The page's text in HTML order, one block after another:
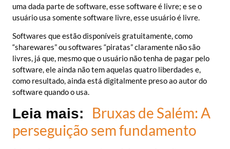
uma dada parte de software, esse software é livre; e se o
usuário usa somente software livre, esse usuário é livre.
Softwares que estão disponíveis gratuitamente, como
“sharewares” ou softwares “piratas” claramente não são
livres, já que, mesmo que o usuário não tenha de pagar pelo
software, ele ainda não tem aquelas quatro liberdades e,
como resultado, ainda está digitalmente preso ao autor do
software quando o usa.
Leia mais:
Bruxas de Salém: A
perseguição sem fundamento